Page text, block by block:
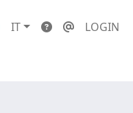
IT LOGIN